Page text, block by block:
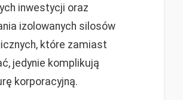
inwestycji oraz
izolowanych silosów
które zamiast
jedynie komplikują
korporacyjną.